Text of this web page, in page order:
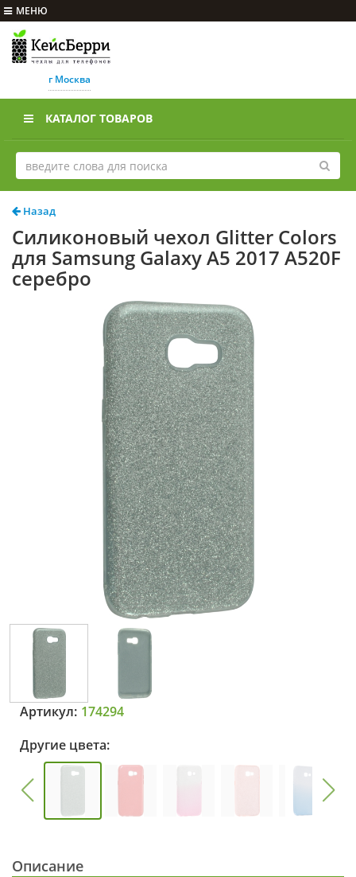
МЕНЮ
г Москва
КАТАЛОГ ТОВАРОВ
Назад
Силиконовый чехол Glitter Colors
для Samsung Galaxy A5 2017 A520F
серебро
Артикул: 174294
Другие цвета:
Описание